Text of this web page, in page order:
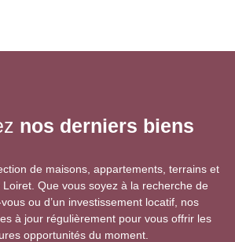
nos derniers biens
de maisons, appartements, terrains et
Que vous soyez à la recherche de
ou d’un investissement locatif, nos
à jour régulièrement pour vous offrir les
opportunités du moment.